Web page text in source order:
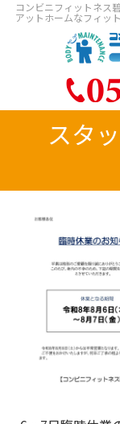
コンビニフィットネス
アットホームなフィッ
スタ